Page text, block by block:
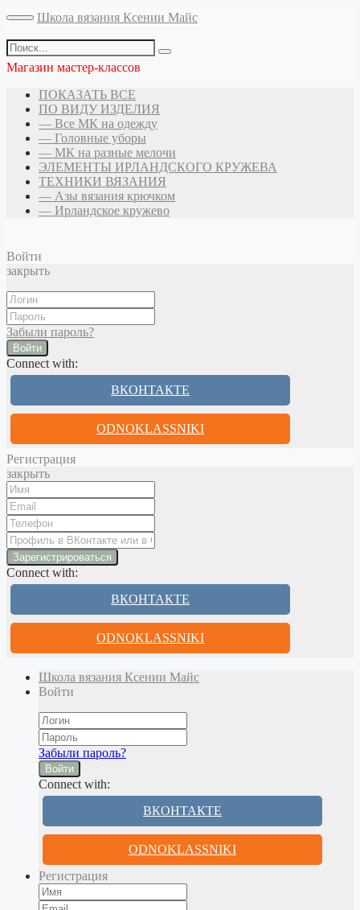
Школа вязания Ксении Майс
Магазин мастер-классов
ПОКАЗАТЬ ВСЕ
ПО ВИДУ ИЗДЕЛИЯ
— Все МК на одежду
— Головные уборы
— МК на разные мелочи
ЭЛЕМЕНТЫ ИРЛАНДСКОГО КРУЖЕВА
ТЕХНИКИ ВЯЗАНИЯ
— Азы вязания крючком
— Ирландское кружево
Войти
закрыть
Забыли пароль?
Войти
Connect with:
ВКОНТАКТЕ
ODNOKLASSNIKI
Регистрация
закрыть
Connect with:
ВКОНТАКТЕ
ODNOKLASSNIKI
Школа вязания Ксении Майс
Войти
Забыли пароль?
Войти
Connect with:
ВКОНТАКТЕ
ODNOKLASSNIKI
Регистрация